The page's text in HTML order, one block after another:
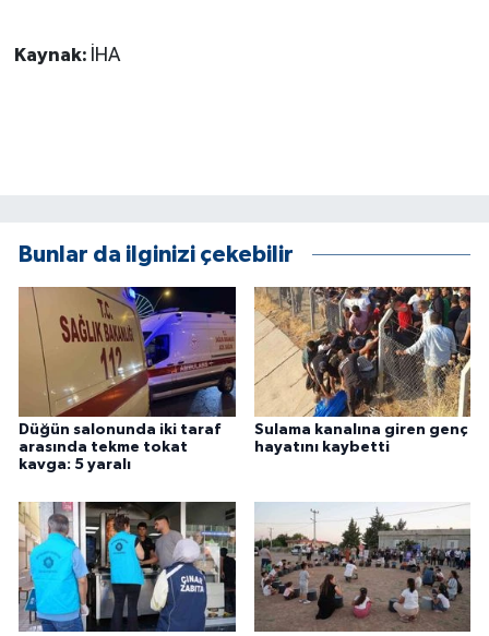
Kaynak: İHA
Bunlar da ilginizi çekebilir
Düğün salonunda iki taraf
arasında tekme tokat
kavga: 5 yaralı
Sulama kanalına giren genç
hayatını kaybetti
Otomobil
TEKNOLOJİ
Turizm
ÜLKE GÜNDEMİ
YAŞAM
YEREL
Yerel Haberler